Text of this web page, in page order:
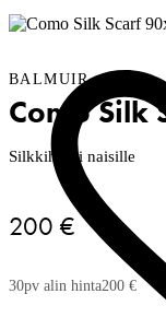
BALMUIR
Como Silk
Silkkihuivi naisille
200 €
30pv alin hinta200 €